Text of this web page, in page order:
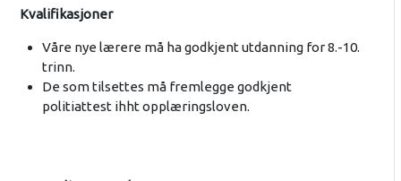
Kvalifikasjoner
Våre nye lærere må ha godkjent utdanning for 8.-10.
trinn.
De som tilsettes må fremlegge godkjent
politiattest ihht opplæringsloven.